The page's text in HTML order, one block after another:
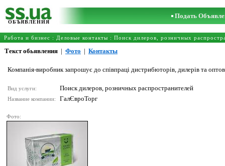
ОБЪЯВЛЕНИЯ
Подать
Работа и бизнес : Деловые контакты : Поиск дилеров, розничных
Текст обьявления | Фото | Контакты
Компанія-виробник запрошує до співпраці дистрибюторів, дилерів та
Вид услуги: Поиск дилеров, розничных распространителей
Название компании: ГалЄвроТорг
Фото: